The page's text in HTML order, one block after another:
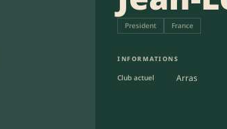
President France
INFORMATIONS
Club actuel Arras